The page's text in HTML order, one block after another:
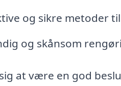
og sikre metoder
og skånsom
at være en god